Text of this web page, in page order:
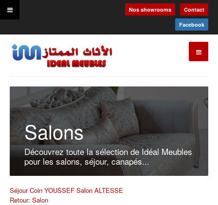
Contact
Nos showrooms
Facebook
Salons
Découvrez toute la sélection de Idéal Meubles
pour les salons, séjour, canapés...
Séjour Coin YOUSSEF Salon ALTESSE
Retour: Salon